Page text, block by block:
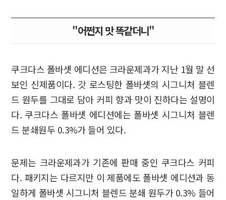
"어쩐지 맛 똑같더니"
쿠크다스 폴바셋 에디션은 크라운제과가 지난 1월 말 선
보인 신제품이다. 갓 로스팅한 폴바셋의 시그니처 블렌
드 원두를 그대로 담아 커피 향과 맛이 진하다는 설명이
다. 쿠크다스 폴바셋 에디션에는 폴바셋 시그니처 블렌
드 분쇄원두 0.3%가 들어 있다.
문제는 크라운제과가 기존에 판매 중인 쿠크다스 커피
다. 패키지는 다르지만 이 제품에도 폴바셋 에디션과 동
일하게 폴바셋 시그니처 블렌드 분쇄 원두가 0.3% 들어